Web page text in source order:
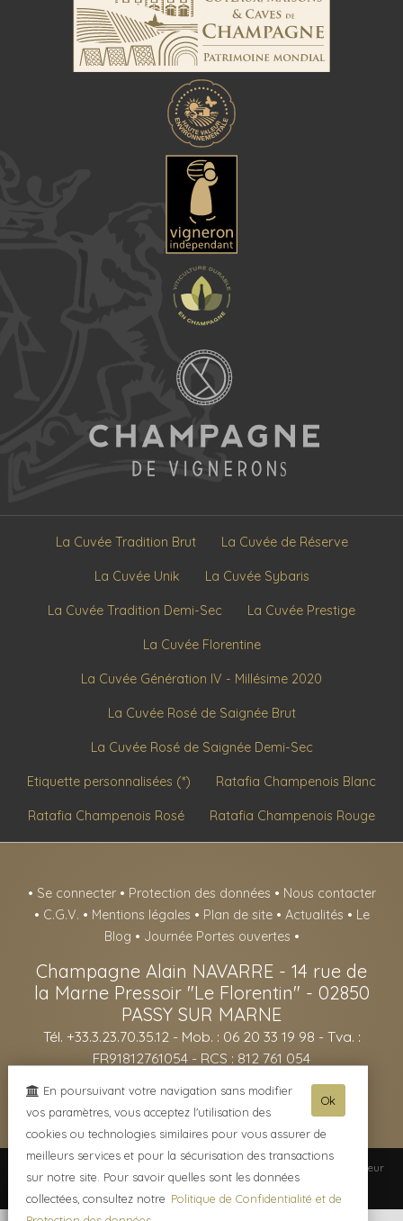
La Cuvée Tradition Brut La Cuvée de Réserve
La Cuvée Unik La Cuvée Sybaris
La Cuvée Tradition Demi-Sec La Cuvée Prestige
La Cuvée Florentine
La Cuvée Génération IV - Millésime 2020
La Cuvée Rosé de Saignée Brut
La Cuvée Rosé de Saignée Demi-Sec
Etiquette personnalisées (*) Ratafia Champenois Blanc
Ratafia Champenois Rosé Ratafia Champenois Rouge
• Se connecter • Protection des données • Nous contacter
• C.G.V. • Mentions légales • Plan de site • Actualités • Le
Blog • Journée Portes ouvertes •
Champagne Alain NAVARRE - 14 rue de
la Marne Pressoir "Le Florentin" - 02850
PASSY SUR MARNE
Tél. +33.3.23.70.35.12 - Mob. : 06 20 33 19 98 - Tva. :
FR91812761054 - RCS : 812 761 054
- L'abus d'alcool est dangereux pour la santé, sachez consommer avec
modération - La vente d'alcool est interdite aux mineurs de -18ans -
Moteur
Ok
En poursuivant votre navigation sans modifier
vos paramètres, vous acceptez l'utilisation des
cookies ou technologies similaires pour vous assurer de
meilleurs services et pour la sécurisation des transactions
sur notre site. Pour savoir quelles sont les données
collectées, consultez notre Politique de Confidentialité et de